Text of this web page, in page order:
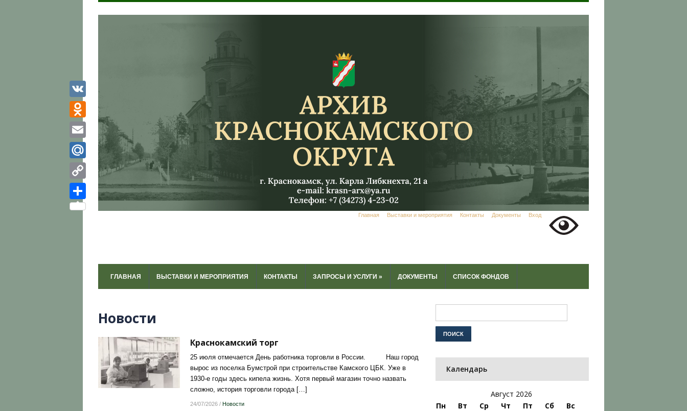
Главная Выставки и мероприятия Контакты Документы Вход
ГЛАВНАЯ ВЫСТАВКИ И МЕРОПРИЯТИЯ КОНТАКТЫ ЗАПРОСЫ И УСЛУГИ » ДОКУМЕНТЫ СПИСОК ФОНДОВ
Новости
Краснокамский торг
25 июля отмечается День работника торговли в России. Наш город
вырос из поселка Бумстрой при строительстве Камского ЦБК. Уже в
1930-е годы здесь кипела жизнь. Хотя первый магазин точно назвать
сложно, история торговли города […]
24/07/2026/ Новости
VK
Odnoklassniki
Email
Mail.Ru
Copy
Link
Отправить
Календарь
Август 2026
Пн
Вт Ср Чт Пт Сб
Вс